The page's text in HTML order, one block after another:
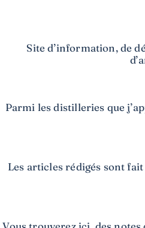
Site d’information, de
Parmi les distilleries que
Les articles rédigés sont